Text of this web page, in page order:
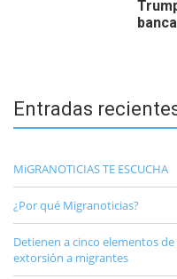
Entradas
MiGRANOTICIAS TE ESCUCHA
¿Por qué Migranoticias?
Detienen a cinco elementos
extorsión a migrantes